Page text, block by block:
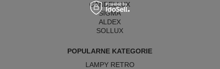
CANDELLUX
SIGMA
ALDEX
SOLLUX
POPULARNE KATEGORIE
LAMPY RETRO